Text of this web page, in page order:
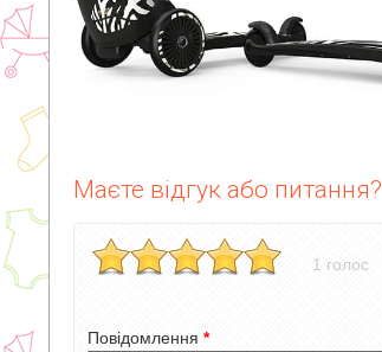
Маєте відгук або питання?
1 голос
Повідомлення *